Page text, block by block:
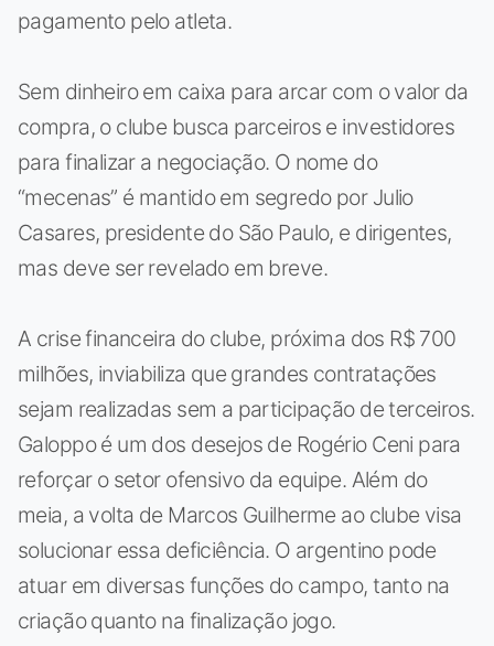
pagamento pelo atleta.
Sem dinheiro em caixa para arcar com o valor da
compra, o clube busca parceiros e investidores
para finalizar a negociação. O nome do
“mecenas” é mantido em segredo por Julio
Casares, presidente do São Paulo, e dirigentes,
mas deve ser revelado em breve.
A crise financeira do clube, próxima dos R$ 700
milhões, inviabiliza que grandes contratações
sejam realizadas sem a participação de terceiros.
Galoppo é um dos desejos de Rogério Ceni para
reforçar o setor ofensivo da equipe. Além do
meia, a volta de Marcos Guilherme ao clube visa
solucionar essa deficiência. O argentino pode
atuar em diversas funções do campo, tanto na
criação quanto na finalização jogo.